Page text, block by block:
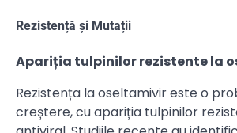
Rezistență și Mutații
Apariția tulpinilor rezistente la
Rezistența la oseltamivir este o
creștere, cu apariția tulpinilor